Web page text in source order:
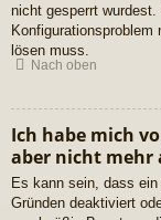
nicht gesperrt
lösen muss.
Nach oben
Ich habe mich
aber nicht mehr
Es kann sein, dass
Gründen deaktiviert